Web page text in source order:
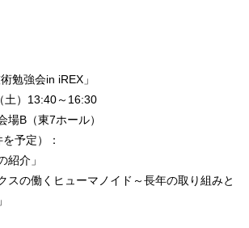
勉強会in iREX」
土）13:40～16:30
場B（東7ホール）
予定）：
紹介」
スの働くヒューマノイド～長年の取り組みと